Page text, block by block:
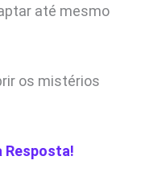
até mesmo
os mistérios
Resposta!